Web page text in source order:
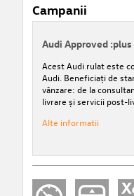
Campanii
Audi Approved :plus
Acest Audi rulat este
Audi. Beneficiați de
vânzare: de la
livrare și servicii post-
Alte informatii